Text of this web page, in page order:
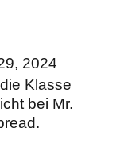
2024
Klasse
bei Mr.